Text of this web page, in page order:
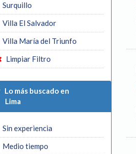
Surquillo
Villa El Salvador
Villa María del Triunfo
Limpiar Filtro
Lo más buscado en
Lima
Sin experiencia
Medio tiempo